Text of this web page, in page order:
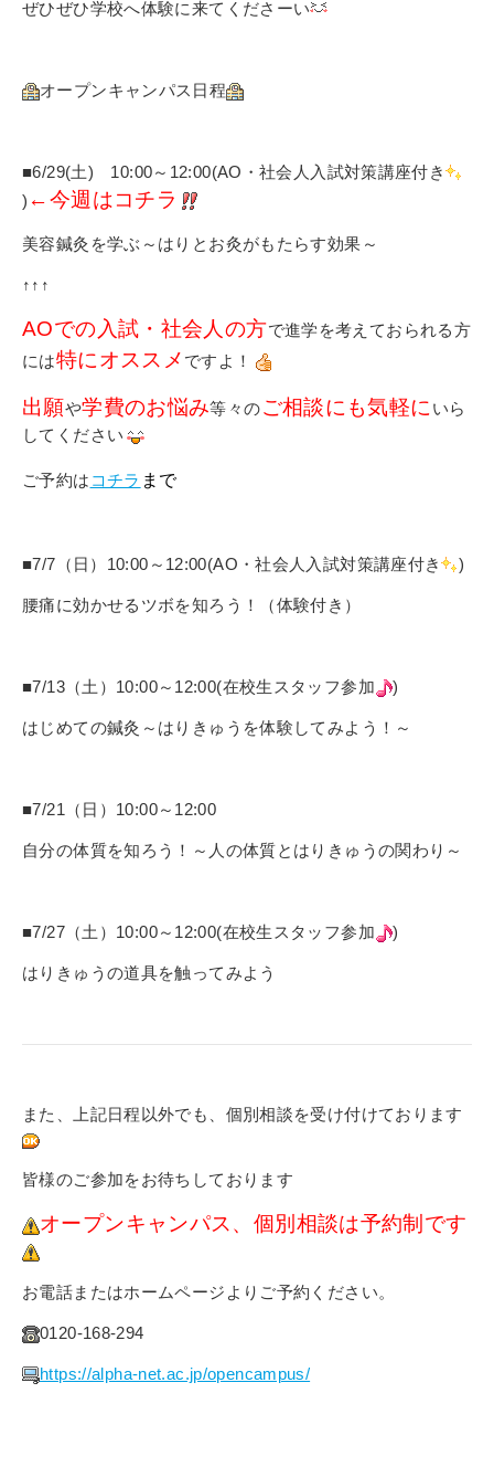
ぜひぜひ学校へ体験に来てくださーい
オープンキャンパス日程
■6/29(土) 10:00～12:00(AO・社会人入試対策講座付き
) ←今週はコチラ
美容鍼灸を学ぶ～はりとお灸がもたらす効果～
↑↑↑
AOでの入試・社会人の方で進学を考えておられる方
には特にオススメ ですよ！
出願や学費のお悩み等々のご相談にも気軽に いら
してください
ご予約は コチラ まで
■7/7（日）10:00～12:00(AO・社会人入試対策講座付き )
腰痛に効かせるツボを知ろう！（体験付き）
■7/13（土）10:00～12:00(在校生スタッフ参加 )
はじめての鍼灸～はりきゅうを体験してみよう！～
■7/21（日）10:00～12:00
自分の体質を知ろう！～人の体質とはりきゅうの関わり～
■7/27（土）10:00～12:00(在校生スタッフ参加 )
はりきゅうの道具を触ってみよう
また、上記日程以外でも、個別相談を受け付けております
皆様のご参加をお待ちしております
オープンキャンパス、個別相談は予約制です
お電話またはホームページよりご予約ください。
0120-168-294
https://alpha-net.ac.jp/opencampus/